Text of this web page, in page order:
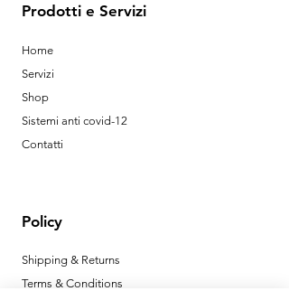
Prodotti e Servizi
Home
Servizi
Shop
Sistemi anti covid-12
Contatti
Policy
Shipping & Returns
Terms & Conditions